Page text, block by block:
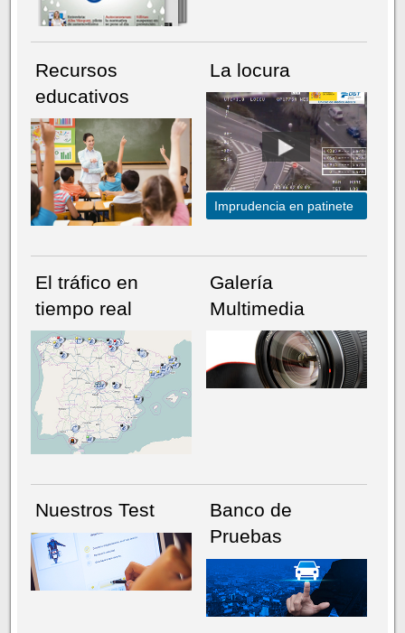
NÚMERO ACTUALHEMEROTECA
Recursos
educativos
La locura
Imprudencia en patinete
El tráfico en
tiempo real
Galería
Multimedia
Nuestros Test
Banco de
Pruebas